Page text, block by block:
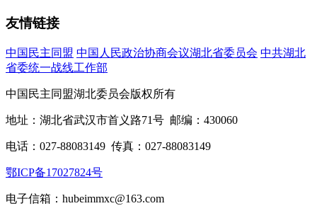
友情链接
中国民主同盟 中国人民政治协商会议湖北省委员会 中共湖北
省委统一战线工作部
中国民主同盟湖北委员会版权所有
地址：湖北省武汉市首义路71号 邮编：430060
电话：027-88083149 传真：027-88083149
鄂ICP备17027824号
电子信箱：hubeimmxc@163.com